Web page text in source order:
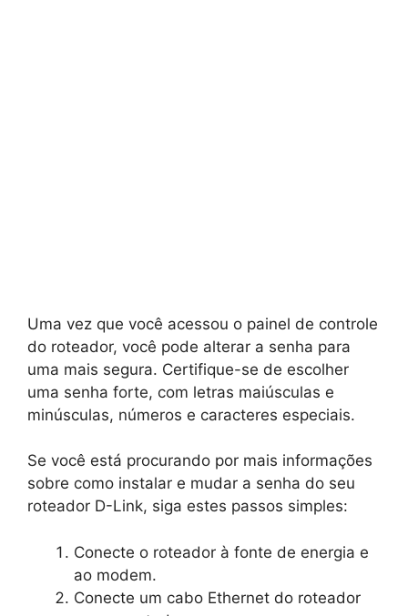
Uma vez que você acessou o painel de controle
do roteador, você pode alterar a senha para
uma mais segura. Certifique-se de escolher
uma senha forte, com letras maiúsculas e
minúsculas, números e caracteres especiais.
Se você está procurando por mais informações
sobre como instalar e mudar a senha do seu
roteador D-Link, siga estes passos simples:
Conecte o roteador à fonte de energia e
ao modem.
Conecte um cabo Ethernet do roteador